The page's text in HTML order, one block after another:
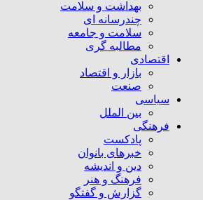
بهداشت و سلامت
چندرسانه ای
سلامت و جامعه
مطالبه گری
اقتصادی
بازار و اقتصاد
صنعت
سیاسی
بین الملل
فرهنگی
پادکست
خبرهای بانوان
دین و اندیشه
فرهنگ و هنر
گزارش و گفتگو